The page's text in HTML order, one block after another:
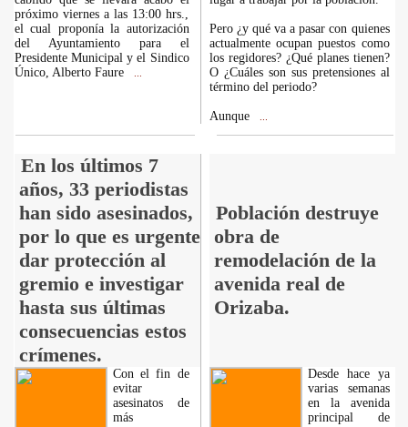
próximo viernes a las 13:00 hrs.,
el cual proponía la autorización
del Ayuntamiento para el
Presidente Municipal y el Sindico
Único, Alberto Faure
Pero ¿y qué va a pasar con quienes
actualmente ocupan puestos como
los regidores? ¿Qué planes tienen?
O ¿Cuáles son sus pretensiones al
término del periodo?
Aunque
En los últimos 7
años, 33 periodistas
han sido asesinados,
por lo que es urgente
dar protección al
gremio e investigar
hasta sus últimas
consecuencias estos
crímenes.
Población destruye
obra de
remodelación de la
avenida real de
Orizaba.
Con el fin de
evitar
asesinatos de
más
Desde hace ya
varias semanas
en la avenida
principal de